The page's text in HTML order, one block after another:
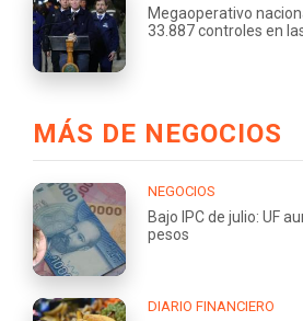
Megaoperativo
33.887 controles en
MÁS DE NEGOCIOS
NEGOCIOS
Bajo IPC de julio: UF
pesos
DIARIO FINANCIERO